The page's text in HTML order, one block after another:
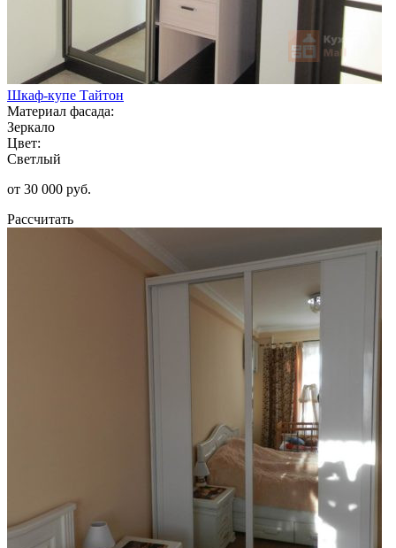
Шкаф-купе Тайтон
Материал фасада:
Зеркало
Цвет:
Светлый
от 30 000 руб.
Рассчитать